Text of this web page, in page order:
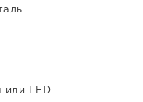
или LED